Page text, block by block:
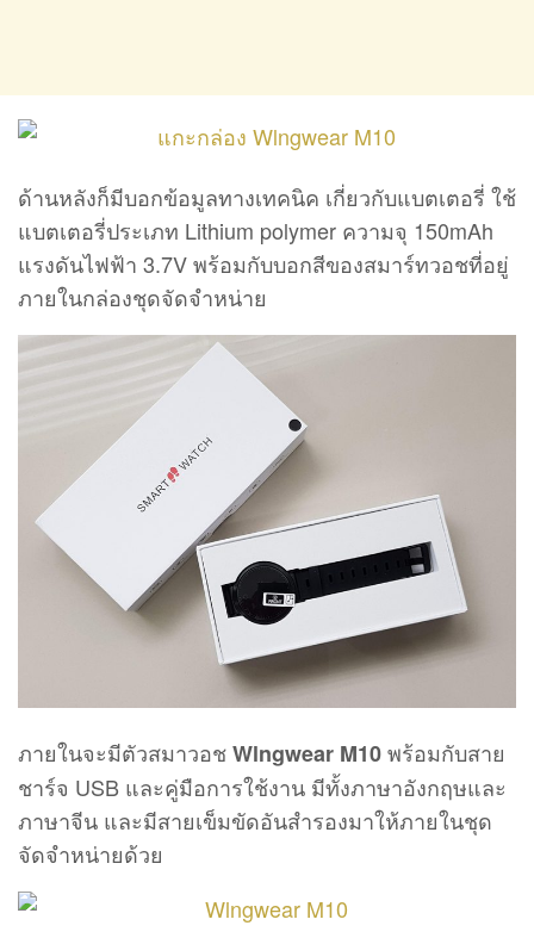
ด้านหลังก็มีบอกข้อมูลทางเทคนิค เกี่ยวกับแบตเตอรี่ ใช้
แบตเตอรี่ประเภท Lithium polymer ความจุ 150mAh
แรงดันไฟฟ้า 3.7V พร้อมกับบอกสีของสมาร์ทวอชที่อยู่
ภายในกล่องชุดจัดจำหน่าย
ภายในจะมีตัวสมาวอชWlngwear M10พร้อมกับสาย
ชาร์จ USB และคู่มือการใช้งาน มีทั้งภาษาอังกฤษและ
ภาษาจีน และมีสายเข็มขัดอันสำรองมาให้ภายในชุด
จัดจำหน่ายด้วย